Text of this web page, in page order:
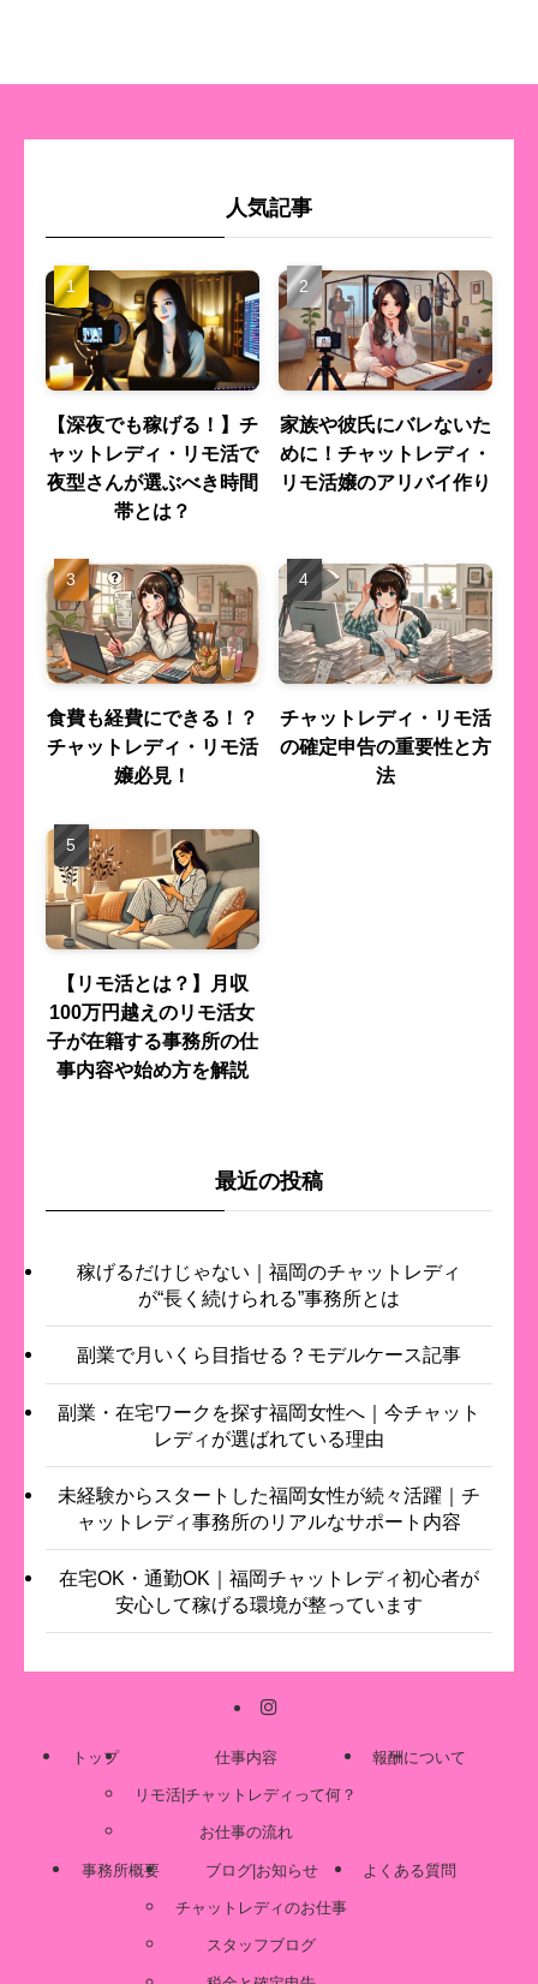
人気記事
【深夜でも稼げる！】チ
ャットレディ・リモ活で
夜型さんが選ぶべき時間
帯とは？
家族や彼氏にバレないた
めに！チャットレディ・
リモ活嬢のアリバイ作り
食費も経費にできる！？
チャットレディ・リモ活
嬢必見！
チャットレディ・リモ活
の確定申告の重要性と方
法
【リモ活とは？】月収
100万円越えのリモ活女
子が在籍する事務所の仕
事内容や始め方を解説
最近の投稿
稼げるだけじゃない｜福岡のチャットレディ
が“長く続けられる”事務所とは
副業で月いくら目指せる？モデルケース記事
副業・在宅ワークを探す福岡女性へ｜今チャット
レディが選ばれている理由
未経験からスタートした福岡女性が続々活躍｜チ
ャットレディ事務所のリアルなサポート内容
在宅OK・通勤OK｜福岡チャットレディ初心者が
安心して稼げる環境が整っています
トップ 仕事内容
リモ活|チャットレディって何？
お仕事の流れ
報酬について
事務所概要 ブログ|お知らせ
チャットレディのお仕事
スタッフブログ
よくある質問